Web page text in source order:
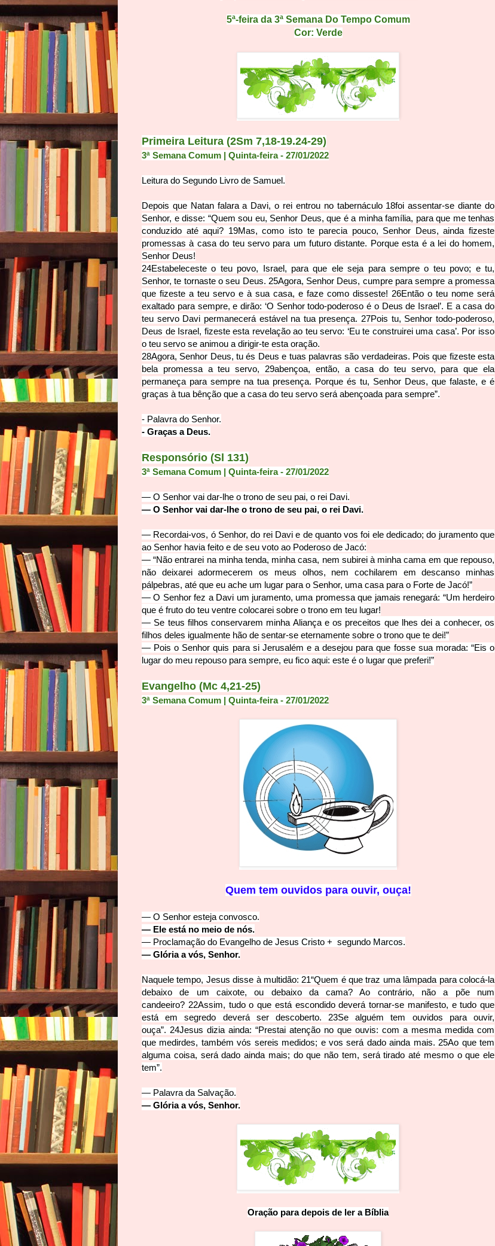
5ª-feira da 3ª Semana Do Tempo Comum
Cor: Verde
Primeira Leitura (2Sm 7,18-19.24-29)
3ª Semana Comum | Quinta-feira- 27/01/2022
Leitura do Segundo Livro de Samuel.
Depois que Natan falara a Davi, o rei entrou no tabernáculo 18foi assentar-se diante do
Senhor, e disse: “Quem sou eu, Senhor Deus, que é a minha família, para que me tenhas
conduzido até aqui? 19Mas, como isto te parecia pouco, Senhor Deus, ainda fizeste
promessas à casa do teu servo para um futuro distante. Porque esta é a lei do homem,
Senhor Deus!
24Estabeleceste o teu povo, Israel, para que ele seja para sempre o teu povo; e tu,
Senhor, te tornaste o seu Deus. 25Agora, Senhor Deus, cumpre para sempre a promessa
que fizeste a teu servo e à sua casa, e faze como disseste! 26Então o teu nome será
exaltado para sempre, e dirão: ‘O Senhor todo-poderoso é o Deus de Israel’. E a casa do
teu servo Davi permanecerá estável na tua presença. 27Pois tu, Senhor todo-poderoso,
Deus de Israel, fizeste esta revelação ao teu servo: ‘Eu te construirei uma casa’. Por isso
o teu servo se animou a dirigir-te esta oração.
28Agora, Senhor Deus, tu és Deus e tuas palavras são verdadeiras. Pois que fizeste esta
bela promessa a teu servo, 29abençoa, então, a casa do teu servo, para que ela
permaneça para sempre na tua presença. Porque és tu, Senhor Deus, que falaste, e é
graças à tua bênção que a casa do teu servo será abençoada para sempre”.
- Palavra do Senhor.
- Graças a Deus.
Responsório (Sl 131)
3ª Semana Comum | Quinta-feira- 27/01/2022
— O Senhor vai dar-lhe o trono de seu pai, o rei Davi.
— O Senhor vai dar-lhe o trono de seu pai, o rei Davi.
— Recordai-vos, ó Senhor, do rei Davi e de quanto vos foi ele dedicado; do juramento que
ao Senhor havia feito e de seu voto ao Poderoso de Jacó:
— “Não entrarei na minha tenda, minha casa, nem subirei à minha cama em que repouso,
não deixarei adormecerem os meus olhos, nem cochilarem em descanso minhas
pálpebras, até que eu ache um lugar para o Senhor, uma casa para o Forte de Jacó!”
— O Senhor fez a Davi um juramento, uma promessa que jamais renegará: “Um herdeiro
que é fruto do teu ventre colocarei sobre o trono em teu lugar!
— Se teus filhos conservarem minha Aliança e os preceitos que lhes dei a conhecer, os
filhos deles igualmente hão de sentar-se eternamente sobre o trono que te dei!”
— Pois o Senhor quis para si Jerusalém e a desejou para que fosse sua morada: “Eis o
lugar do meu repouso para sempre, eu fico aqui: este é o lugar que preferi!”
Evangelho (Mc 4,21-25)
3ª Semana Comum | Quinta-feira- 27/01/2022
Quem tem ouvidos para ouvir, ouça!
— O Senhor esteja convosco.
— Ele está no meio de nós.
— Proclamação do Evangelho de Jesus Cristo + segundo Marcos.
— Glória a vós, Senhor.
Naquele tempo, Jesus disse à multidão: 21“Quem é que traz uma lâmpada para colocá-la
debaixo de um caixote, ou debaixo da cama? Ao contrário, não a põe num
candeeiro? 22Assim, tudo o que está escondido deverá tornar-se manifesto, e tudo que
está em segredo deverá ser descoberto. 23Se alguém tem ouvidos para ouvir,
ouça”. 24Jesus dizia ainda: “Prestai atenção no que ouvis: com a mesma medida com
que medirdes, também vós sereis medidos; e vos será dado ainda mais. 25Ao que tem
alguma coisa, será dado ainda mais; do que não tem, será tirado até mesmo o que ele
tem”.
— Palavra da Salvação.
— Glória a vós, Senhor.
Oração para depois de ler a Bíblia